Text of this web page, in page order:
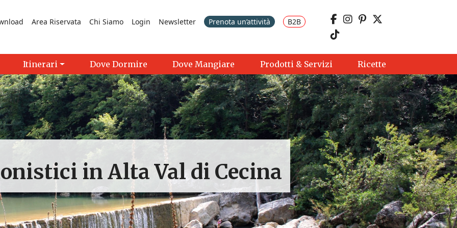
Area Riservata Chi Siamo Login Newsletter Prenota un’attività B2B
Itinerari Dove Dormire Dove Mangiare Prodotti & Servizi Ricette
in Alta Val di Cecina